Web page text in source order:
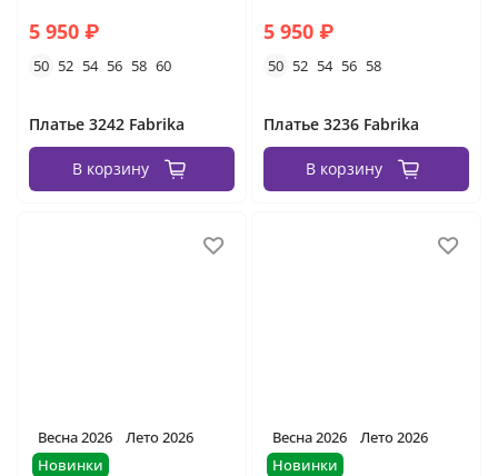
5 950 ₽
50 52 54 56 58 60
Платье 3242 Fabrika
В корзину
5 950 ₽
50 52 54 56 58
Платье 3236 Fabrika
В корзину
Весна 2026
Лето 2026
Новинки
Весна 2026
Лето 2026
Новинки